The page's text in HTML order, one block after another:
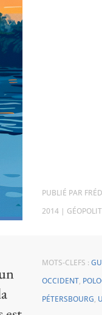
PAR
2014 |
MOTS-CLEFS :
OCCIDENT,
PÉTERSBOURG,